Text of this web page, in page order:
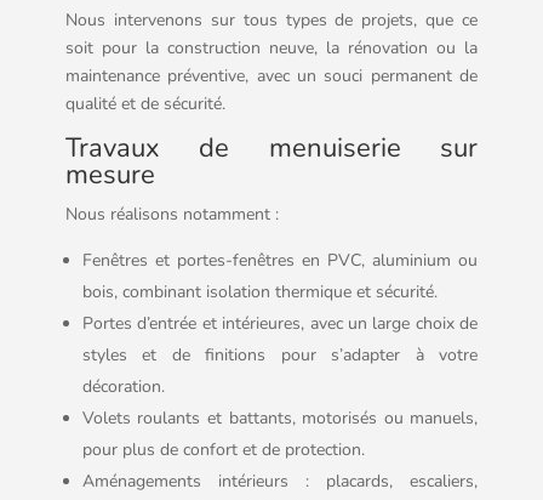
Nous intervenons sur tous types de projets, que ce
soit pour la construction neuve, la rénovation ou la
maintenance préventive, avec un souci permanent de
qualité et de sécurité.
Travaux de menuiserie sur
mesure
Nous réalisons notamment :
Fenêtres et portes-fenêtres en PVC, aluminium ou
bois, combinant isolation thermique et sécurité.
Portes d’entrée et intérieures, avec un large choix de
styles et de finitions pour s’adapter à votre
décoration.
Volets roulants et battants, motorisés ou manuels,
pour plus de confort et de protection.
Aménagements intérieurs : placards, escaliers,